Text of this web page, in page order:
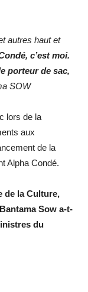
autres haut et
c’est moi.
porteur de sac,
SOW
lors de la
aux
de la
Alpha Condé.
de la Culture,
Sow a-t-
du